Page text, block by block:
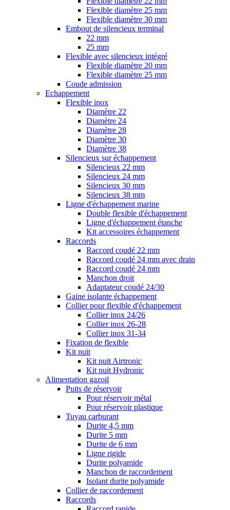
Flexible diamètre 25 mm
Flexible diamètre 30 mm
Embout de silencieux terminal
22 mm
25 mm
Flexible avec silencieux intégré
Flexible diamètre 20 mm
Flexible diamètre 25 mm
Coude admission
Echappement
Flexible inox
Diamètre 22
Diamètre 24
Diamètre 28
Diamètre 30
Diamètre 38
Silencieux sur échappement
Silencieux 22 mm
Silencieux 24 mm
Silencieux 30 mm
Silencieux 38 mm
Ligne d'échappement marine
Double flexible d'échappement
Ligne d'échappement étanche
Kit accessoires échappement
Raccords
Raccord coudé 22 mm
Raccord coudé 24 mm avec drain
Raccord coudé 24 mm
Manchon droit
Adaptateur coudé 24/30
Gaine isolante échappement
Collier pour flexible d'échappement
Collier inox 24/26
Collier inox 26-28
Collier inox 31-34
Fixation de flexible
Kit nuit
Kit nuit Airtronic
Kit nuit Hydronic
Alimentation gazoil
Puits de réservoir
Pour réservoir métal
Pour réservoir plastique
Tuyau carburant
Durite 4,5 mm
Durite 5 mm
Durite de 6 mm
Ligne rigide
Durite polyamide
Manchon de raccordement
Isolant durite polyamide
Collier de raccordement
Raccords